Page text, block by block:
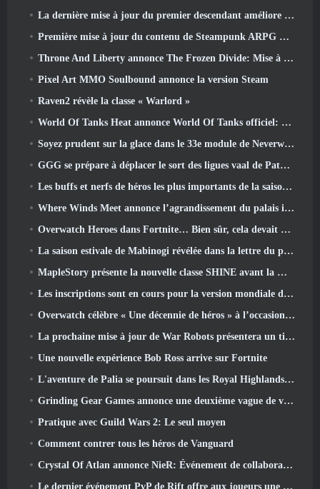
La dernière mise à jour du premier descendant améliore la boucle agricole et met à jour le mode Assaut
Première mise à jour du contenu de Steampunk ARPG Crystalfall pour répondre aux « préoccupations des joueurs clés »
Throne And Liberty annonce The Frozen Divide: Mise à jour Nix
Pixel Art MMO Soulbound annonce la version Steam
Raven2 révèle la classe « Warlord »
World Of Tanks Heat annonce World Of Tanks officiel: Date de lancement de CHALEUR
Soyez prudent sur la glace dans le 33e module de Neverwinter, Froid mordant
GGG se prépare à déplacer le sort des ligues vaal de Path Of Exile 2 avant le lancement du retour des anciens
Les buffs et nerfs de héros les plus importants de la saison 8
Where Winds Meet annonce l’agrandissement du palais impérial et partage une feuille de route de contenu « massive »
Overwatch Heroes dans Fortnite… Bien sûr, cela devait arriver
La saison estivale de Mabinogi révélée dans la lettre du producteur
MapleStory présente la nouvelle classe SHINE avant la mise à jour de juin
Les inscriptions sont en cours pour la version mondiale du « test prologue » Limit Zero Breakers de NCSoft
Overwatch célèbre « Une décennie de héros » à l’occasion de son 10e anniversaire
La prochaine mise à jour de War Robots présentera un tireur d'élite inspiré de Lovecraftian
Une nouvelle expérience Bob Ross arrive sur Fortnite
L'aventure de Palia se poursuit dans les Royal Highlands avec la mise à jour d'aujourd'hui
Grinding Gear Games annonce une deuxième vague de ventes de billets pour l'ExileCon
Pratique avec Guild Wars 2: Le seul moyen
Comment contrer tous les héros de Vanguard
Crystal Of Atlan annonce NieR: Événement de collaboration sur les automates
Le dernier événement PvP de Rift offre aux joueurs une chance de gagner jusqu'à 4000 Crédits et un nouveau titre